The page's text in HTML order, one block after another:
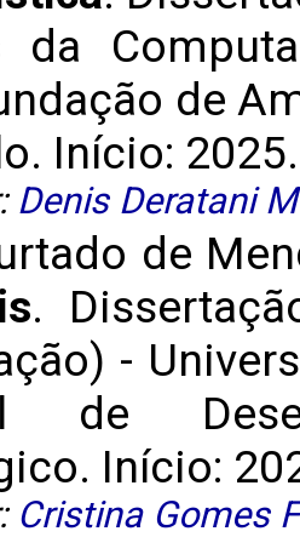
da
de
Início: 2025.
Denis Deratani
de
.
-
de
Início:
Cristina Gomes